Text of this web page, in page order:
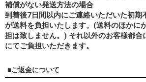
補償がない発送方法の場合
到着後7日間以内にご連絡いただいた初期
が送料を負担いたします。(送料のほかに
担は致しません。) それ以外のお客様都合
にてご負担いただきます。
■ご返金について